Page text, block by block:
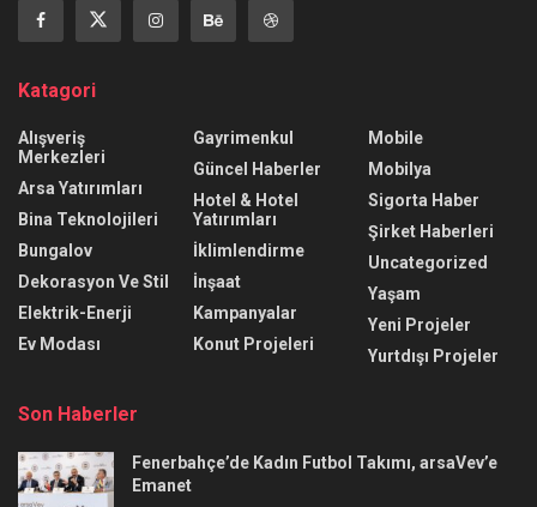
Katagori
Alışveriş
Merkezleri
Arsa Yatırımları
Bina Teknolojileri
Bungalov
Dekorasyon Ve Stil
Elektrik-Enerji
Ev Modası
Gayrimenkul
Güncel Haberler
Hotel & Hotel
Yatırımları
İklimlendirme
İnşaat
Kampanyalar
Konut Projeleri
Mobile
Mobilya
Sigorta Haber
Şirket Haberleri
Uncategorized
Yaşam
Yeni Projeler
Yurtdışı Projeler
Son Haberler
Fenerbahçe’de Kadın Futbol Takımı, arsaVev’e
Emanet